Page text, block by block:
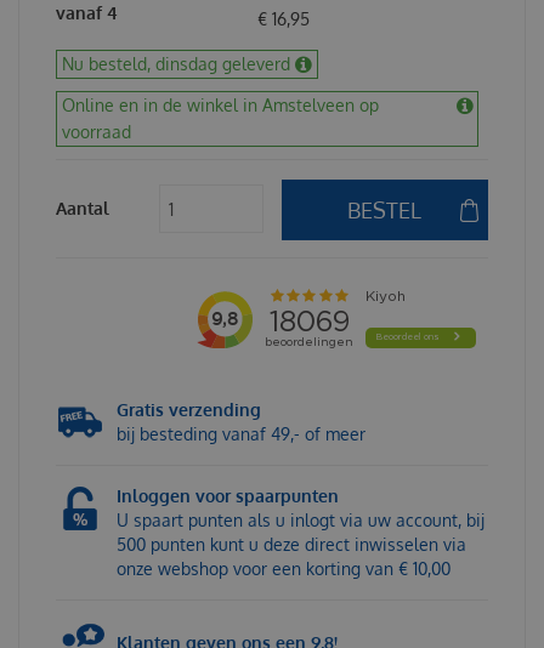
vanaf 4
€ 16,95
Nu besteld, dinsdag geleverd
Online en in de winkel in Amstelveen op
voorraad
Aantal
Gratis verzending
bij besteding vanaf 49,- of meer
Inloggen voor spaarpunten
U spaart punten als u inlogt via uw account, bij
500 punten kunt u deze direct inwisselen via
onze webshop voor een korting van € 10,00
Klanten geven ons een 9,8!